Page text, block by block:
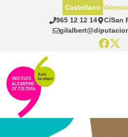
965 12 12 14
C/San
Castellano